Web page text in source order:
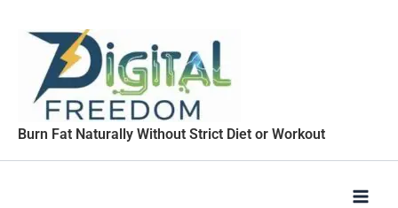
Burn Fat Naturally Without Strict Diet or Workout